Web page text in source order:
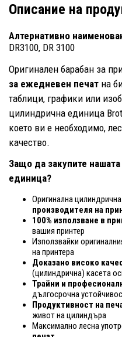
Описание на
Алтернативно
DR3100, DR 3100
Оригинален барабан за
за ежедневен печат на
таблици, графики или
цилиндрична единица
което ви е необходимо,
качество.
Защо да закупите
единица?
Оригинална
производителя на
100% използване в
вашия принтер
Използвайки
на принтера
Доказано високо
(цилиндрична) касета
Трайни и
дългосрочна
Продуктивност на
живот на цилиндъра
Максимално лесна